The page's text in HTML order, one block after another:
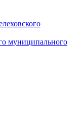
муниципального